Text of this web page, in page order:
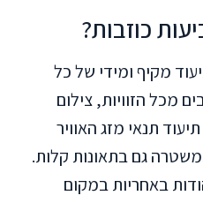
כוזבות?
מקיף ומידי של כל
מכל הזוויות, צילום
תנאי מזג האוויר
גם בתאונות קלות.
באחריות במקום